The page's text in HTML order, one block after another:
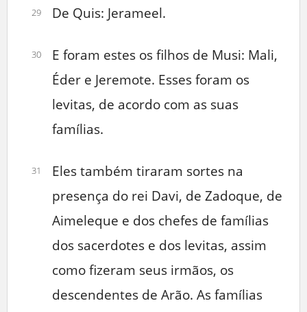
29 De Quis: Jerameel.
30
E foram estes os filhos de Musi: Mali,
Éder e Jeremote. Esses foram os
levitas, de acordo com as suas
famílias.
31
Eles também tiraram sortes na
presença do rei Davi, de Zadoque, de
Aimeleque e dos chefes de famílias
dos sacerdotes e dos levitas, assim
como fizeram seus irmãos, os
descendentes de Arão. As famílias